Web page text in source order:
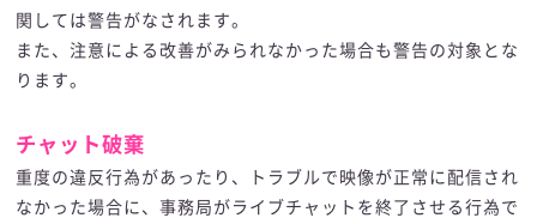
関しては警告がなされます。
また、注意による改善がみられなかった場合も警告の対象とな
ります。
チャット破棄
重度の違反行為があったり、トラブルで映像が正常に配信され
なかった場合に、事務局がライブチャットを終了させる行為で